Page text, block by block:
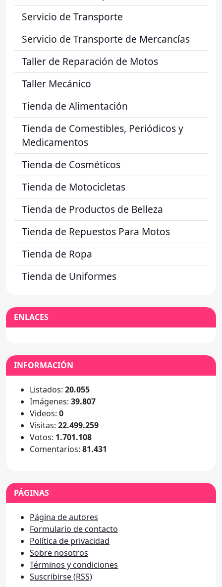
Servicio de Transporte
Servicio de Transporte de Mercancías
Taller de Reparación de Motos
Taller Mecánico
Tienda de Alimentación
Tienda de Comestibles, Periódicos y
Medicamentos
Tienda de Cosméticos
Tienda de Motocicletas
Tienda de Productos de Belleza
Tienda de Repuestos Para Motos
Tienda de Ropa
Tienda de Uniformes
ENLACES
INFORMACIÓN
Listados: 20.055
Imágenes: 39.807
Videos: 0
Visitas: 22.499.259
Votos: 1.701.108
Comentarios: 81.431
PÁGINAS
Página de autores
Formulario de contacto
Política de privacidad
Sobre nosotros
Términos y condiciones
Suscribirse (RSS)